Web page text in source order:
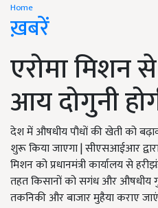
Home
ख़बरें
एरोमा मिशन
आय दोगुनी
देश में औषधीय पौधों की खेती को
शुरू किया जाएगा | सीएसआईआर
मिशन को प्रधानमंत्री कार्यालय से
तहत किसानों को सगंध और औषधीय
तकनिकी और बाजार मुहैया कराए